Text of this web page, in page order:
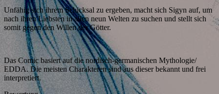
Unfähig sich ihrem Schicksal zu ergeben, macht sich Sigyn auf, um
nach ihren Liebsten in allen neun Welten zu suchen und stellt sich
somit gegen den Willen der Götter.
Das Comic basiert auf die nordisch-germanischen Mythologie/
EDDA. Die meisten Charakteren sind aus dieser bekannt und frei
interpretiert.